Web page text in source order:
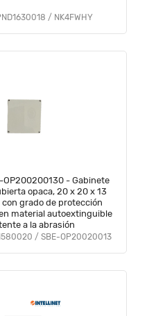
/ NK4FWHY
OP200200130 - Gabinete
opaca, 20 x 20 x 13
grado de protección
material autoextinguible
a la abrasión
/ SBE-OP20020013